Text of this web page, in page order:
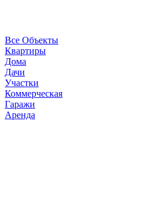
Все Объекты
Квартиры
Дома
Дачи
Участки
Коммерческая
Гаражи
Аренда